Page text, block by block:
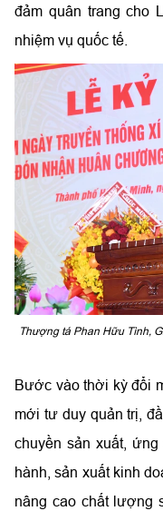
đảm quân trang cho
nhiệm vụ quốc tế.
Thượng tá Phan Hữu Tình,
Bước vào thời kỳ đổi
mới tư duy quản trị,
chuyền sản xuất,
hành, sản xuất kinh
nâng cao chất lượng